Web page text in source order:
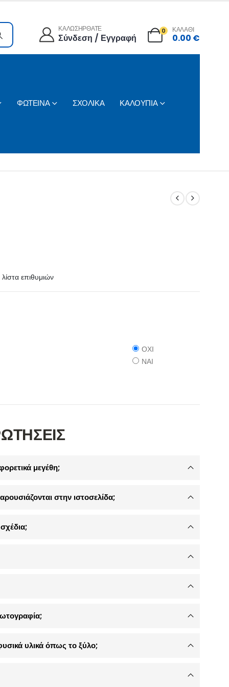
ΚΑΛΩΣΗΡΘΑΤΕ
Σύνδεση / Εγγραφή
0 ΚΑΛΑΘΙ
0.00 €
ΦΩΤΕΙΝΑ ΣΧΟΛΙΚΑ ΚΑΛΟΥΠΙΑ
επιθυμιών
ΟΧΙ
ΝΑΙ
μεγέθη;
στην ιστοσελίδα;
υλικά όπως το ξύλο;